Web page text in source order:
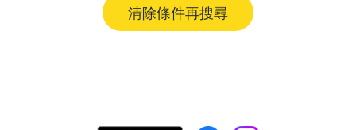
清除條件再搜尋